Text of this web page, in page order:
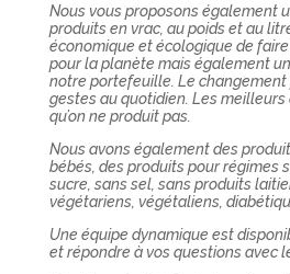
Nous vous proposons également
produits en vrac, au poids et au
économique et écologique de
pour la planète mais également
notre portefeuille. Le
gestes au quotidien. Les
qu’on ne produit pas.
Nous avons également des
bébés, des produits pour régimes
sucre, sans sel, sans produits
végétariens, végétaliens,
Une équipe dynamique est
et répondre à vos questions avec